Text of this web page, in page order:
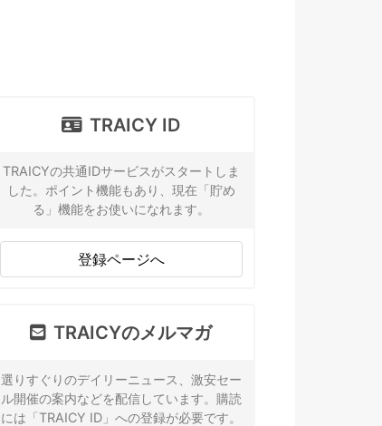
TRAICY ID
TRAICYの共通IDサービスがスタートしま
した。ポイント機能もあり、現在「貯め
る」機能をお使いになれます。
登録ページへ
TRAICYのメルマガ
選りすぐりのデイリーニュース、激安セー
ル開催の案内などを配信しています。購読
には「TRAICY ID」への登録が必要です。